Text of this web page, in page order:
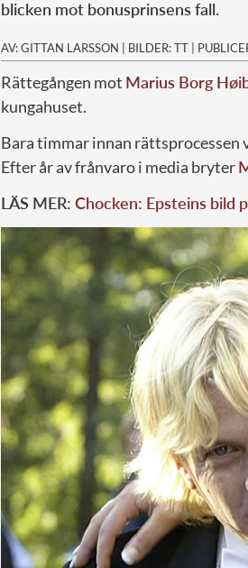
blicken mot bonusprinsens fall.
AV: GITTAN LARSSON | BILDER: TT |
Rättegången mot Marius Borg
kungahuset.
Bara timmar innan rättsprocessen
Efter år av frånvaro i media bryter
LÄS MER: Chocken: Epsteins bild